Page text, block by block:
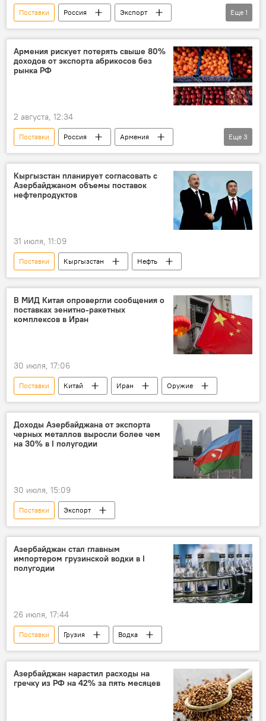
Поставки Россия
Экспорт
Импорт
Еще 1
Армения рискует потерять свыше 80%
доходов от экспорта абрикосов без
рынка РФ
2 августа, 12:34
Поставки Россия
Армения
ЕАЭС
Экспорт
фрукты
Еще 3
Кыргызстан планирует согласовать с
Азербайджаном объемы поставок
нефтепродуктов
31 июля, 11:09
Поставки Кыргызстан Нефть
В МИД Китая опровергли сообщения о
поставках зенитно‑ракетных
комплексов в Иран
30 июля, 17:06
Поставки Китай Иран Оружие
Доходы Азербайджана от экспорта
черных металлов выросли более чем
на 30% в I полугодии
30 июля, 15:09
Поставки Экспорт
Азербайджан стал главным
импортером грузинской водки в I
полугодии
26 июля, 17:44
Поставки Грузия Водка
Азербайджан нарастил расходы на
гречку из РФ на 42% за пять месяцев